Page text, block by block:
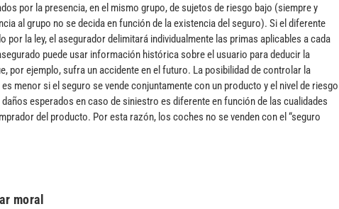
por la presencia, en el mismo grupo, de sujetos de riesgo bajo (siempre y
al grupo no se decida en función de la existencia del seguro). Si el diferente
por la ley, el asegurador delimitará individualmente las primas aplicables a cada
puede usar información histórica sobre el usuario para deducir la
por ejemplo, sufra un accidente en el futuro. La posibilidad de controlar la
menor si el seguro se vende conjuntamente con un producto y el nivel de riesgo
esperados en caso de siniestro es diferente en función de las cualidades
del producto. Por esta razón, los coches no se venden con el “seguro
moral